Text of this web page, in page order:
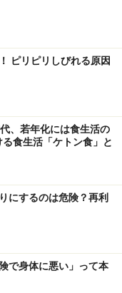
ピリピリしびれる原因
、若年化には食生活の
食生活「ケトン食」と
にするのは危険？再利
で身体に悪い」って本